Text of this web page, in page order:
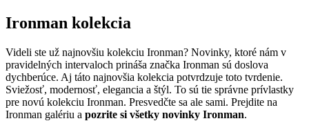
Ironman kolekcia
Videli ste už najnovšiu kolekciu Ironman? Novinky, ktoré nám v
pravidelných intervaloch prináša značka Ironman sú doslova
dychberúce. Aj táto najnovšia kolekcia potvrdzuje toto tvrdenie.
Sviežosť, modernosť, elegancia a štýl. To sú tie správne prívlastky
pre novú kolekciu Ironman. Presvedčte sa ale sami. Prejdite na
Ironman galériu a pozrite si všetky novinky Ironman.